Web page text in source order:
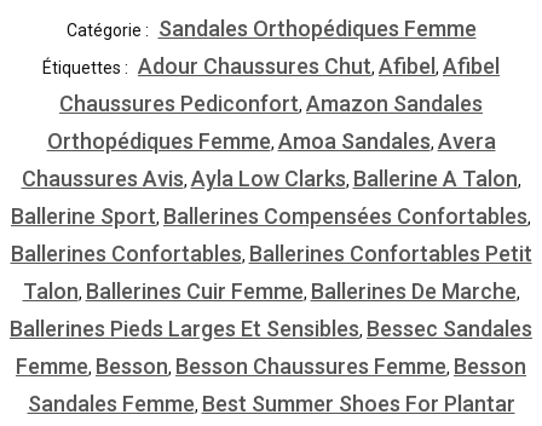
Catégorie :
Sandales Orthopédiques Femme
Étiquettes : Adour Chaussures Chut, Afibel, Afibel
Chaussures Pediconfort, Amazon Sandales
Orthopédiques Femme, Amoa Sandales, Avera
Chaussures Avis, Ayla Low Clarks, Ballerine A Talon,
Ballerine Sport, Ballerines Compensées Confortables,
Ballerines Confortables, Ballerines Confortables Petit
Talon, Ballerines Cuir Femme, Ballerines De Marche,
Ballerines Pieds Larges Et Sensibles, Bessec Sandales
Femme, Besson, Besson Chaussures Femme, Besson
Sandales Femme, Best Summer Shoes For Plantar